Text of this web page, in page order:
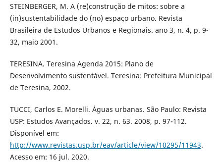
STEINBERGER, M. A (re)construção de mitos: sobre a
(in)sustentabilidade do (no) espaço urbano. Revista
Brasileira de Estudos Urbanos e Regionais. ano 3, n. 4, p. 9-
32, maio 2001.
TERESINA. Teresina Agenda 2015: Plano de
Desenvolvimento sustentável. Teresina: Prefeitura Municipal
de Teresina, 2002.
TUCCI, Carlos E. Morelli. Águas urbanas. São Paulo: Revista
USP: Estudos Avançados. v. 22, n. 63. 2008, p. 97-112.
Disponível em:
http://www.revistas.usp.br/eav/article/view/10295/11943.
Acesso em: 16 jul. 2020.